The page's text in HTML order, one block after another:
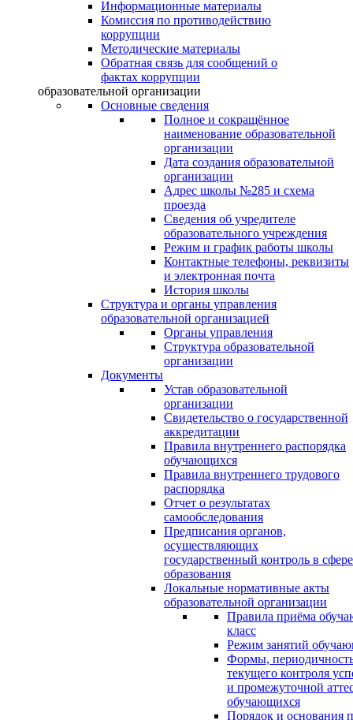
Информационные материалы
Комиссия по противодействию
коррупции
Методические материалы
Обратная связь для сообщений о
фактах коррупции
образовательной организации
Основные сведения
Полное и сокращённое
наименование образовательной
организации
Дата создания образовательной
организации
Адрес школы №285 и схема
проезда
Сведения об учредителе
образовательного учреждения
Режим и график работы школы
Контактные телефоны, реквизиты
и электронная почта
История школы
Структура и органы управления
образовательной организацией
Органы управления
Структура образовательной
организации
Документы
Устав образовательной
организации
Свидетельство о государственной
аккредитации
Правила внутреннего распорядка
обучающихся
Правила внутреннего трудового
распорядка
Отчет о результатах
самообследования
Предписания органов,
осуществляющих
государственный контроль в сфере
образования
Локальные нормативные акты
образовательной организации
Правила приёма
класс
Режим занятий
Формы,
текущего контроля
и промежуточной
обучающихся
Порядок и основания